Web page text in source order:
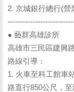
2. 京城銀行總行(營
● 藝群高雄診所
高雄市三民區建興
路線引導：
1. 火車至科工館車
路直行850公尺，至